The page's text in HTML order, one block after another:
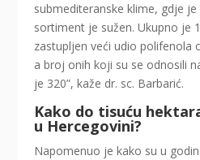
submediteranske klime, gdje
sortiment je sužen. Ukupno je
zastupljen veći udio polifenola
a broj onih koji su se odnosili
je 320”, kaže dr. sc. Barbarić.
Kako do tisuću
u Hercegovini?
Napomenuo je kako su u